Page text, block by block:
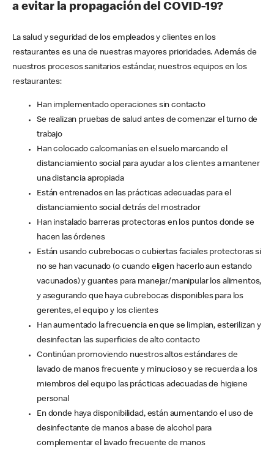
a evitar la propagación del COVID-19?
La salud y seguridad de los empleados y clientes en los
restaurantes es una de nuestras mayores prioridades. Además de
nuestros procesos sanitarios estándar, nuestros equipos en los
restaurantes:
Han implementado operaciones sin contacto
Se realizan pruebas de salud antes de comenzar el turno de
trabajo
Han colocado calcomanías en el suelo marcando el
distanciamiento social para ayudar a los clientes a mantener
una distancia apropiada
Están entrenados en las prácticas adecuadas para el
distanciamiento social detrás del mostrador
Han instalado barreras protectoras en los puntos donde se
hacen las órdenes
Están usando cubrebocas o cubiertas faciales protectoras si
no se han vacunado (o cuando eligen hacerlo aun estando
vacunados) y guantes para manejar/manipular los alimentos,
y asegurando que haya cubrebocas disponibles para los
gerentes, el equipo y los clientes
Han aumentado la frecuencia en que se limpian, esterilizan y
desinfectan las superficies de alto contacto
Continúan promoviendo nuestros altos estándares de
lavado de manos frecuente y minucioso y se recuerda a los
miembros del equipo las prácticas adecuadas de higiene
personal
En donde haya disponibilidad, están aumentando el uso de
desinfectante de manos a base de alcohol para
complementar el lavado frecuente de manos